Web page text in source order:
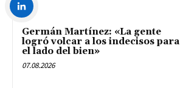
Germán Martínez: «La gente
logró volcar a los indecisos para
el lado del bien»
07.08.2026
LinkedIn